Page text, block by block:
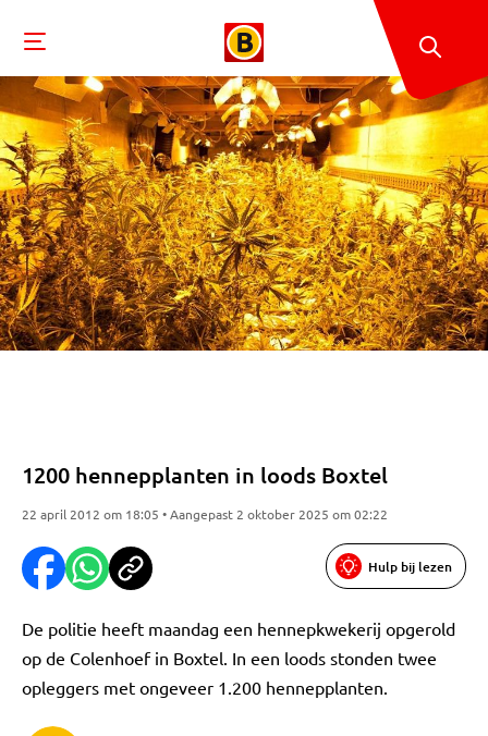
1200 hennepplanten in loods Boxtel
22 april 2012 om 18:05 • Aangepast 2 oktober 2025 om 02:22
Hulp bij lezen
De politie heeft maandag een hennepkwekerij opgerold
op de Colenhoef in Boxtel. In een loods stonden twee
opleggers met ongeveer 1.200 hennepplanten.